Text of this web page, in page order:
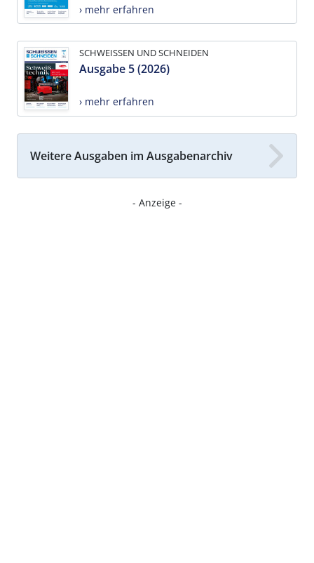
› mehr erfahren
SCHWEISSEN UND SCHNEIDEN
Ausgabe 5 (2026)
› mehr erfahren
Weitere Ausgaben im Ausgabenarchiv
- Anzeige -